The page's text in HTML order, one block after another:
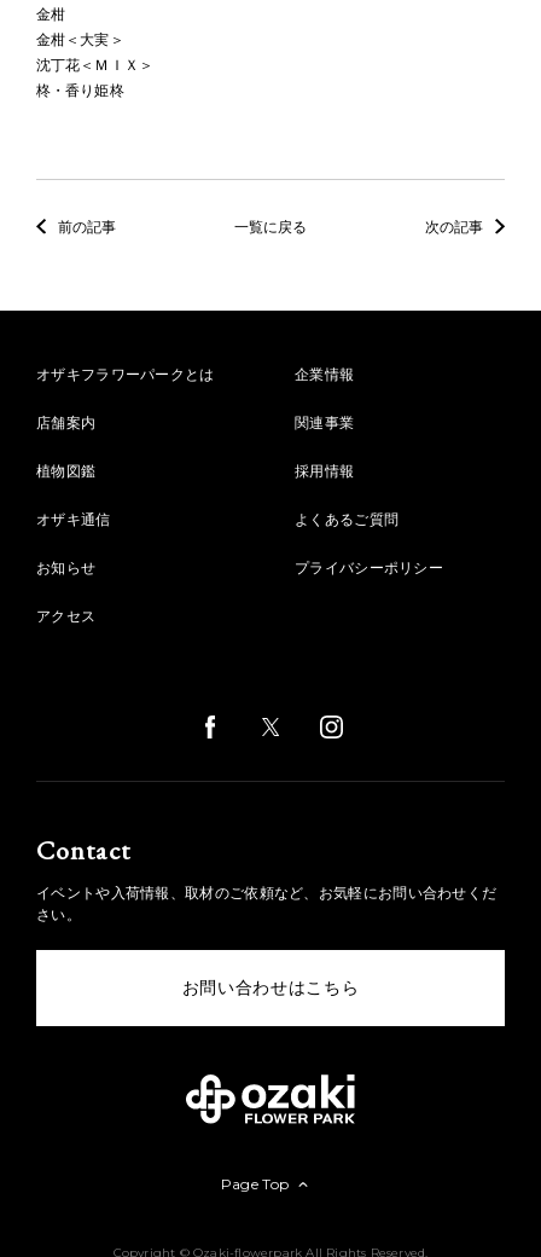
金柑
金柑＜大実＞
沈丁花＜ＭＩＸ＞
柊・香り姫柊
前の記事 一覧に戻る 次の記事
オザキフラワーパークとは
店舗案内
植物図鑑
オザキ通信
お知らせ
アクセス
企業情報
関連事業
採用情報
よくあるご質問
プライバシーポリシー
Contact
イベントや入荷情報、取材のご依頼など、お気軽にお問い合わせくだ
さい。
お問い合わせはこちら
Copyright © Ozaki-flowerpark All Rights Reserved.
Page Top